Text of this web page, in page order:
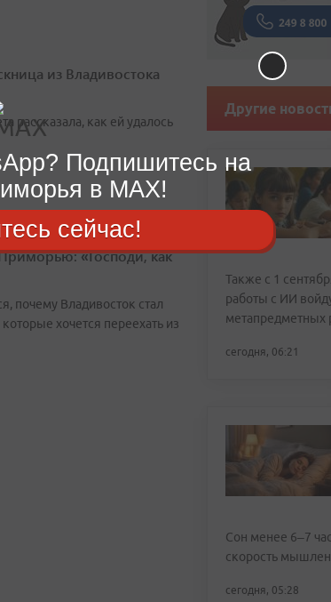
из Владивостока
рассказала, как ей удалось
«Господи, как
почему Владивосток стал
хочется переехать из
Другие
Также с 1
работы с ИИ
метапредметных
сегодня, 06:21
Сон менее 6–7
скорость
сегодня, 05:28
Подпишитесь на
в MAX!
сейчас!